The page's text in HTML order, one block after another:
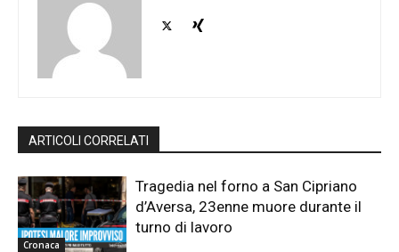
ARTICOLI CORRELATI
Cronaca
Tragedia nel forno a San Cipriano
d’Aversa, 23enne muore durante il
turno di lavoro